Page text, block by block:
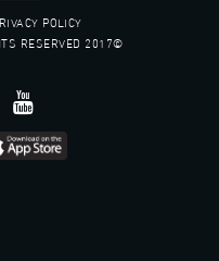
POLICY
©2017 MUSAWA CHANNEL. ALL RIGHTS RESERVED.